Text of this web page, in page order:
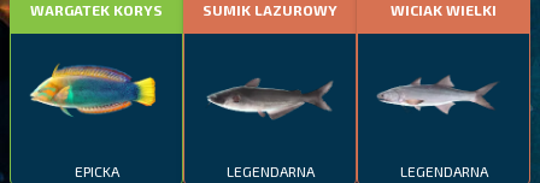
WARGATEK KORYS
EPICKA
SUMIK LAZUROWY
LEGENDARNA
WICIAK WIELKI
LEGENDARNA